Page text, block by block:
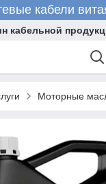
кабели
кабельной
Моторные